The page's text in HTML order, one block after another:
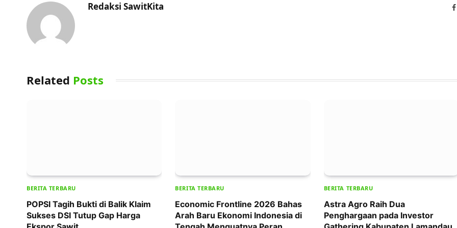
Redaksi SawitKita
Related Posts
BERITA TERBARU
POPSI Tagih Bukti di Balik Klaim
Sukses DSI Tutup Gap Harga
BERITA TERBARU
Economic Frontline 2026 Bahas
Arah Baru Ekonomi Indonesia di
BERITA TERBARU
Astra Agro Raih Dua
Penghargaan pada Investor